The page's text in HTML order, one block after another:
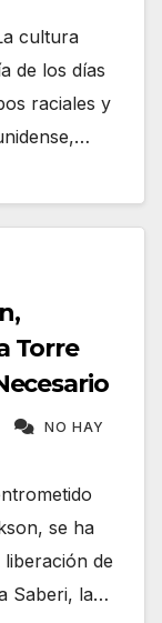
cultura
de los días
raciales y
Torre
NO HAY
se ha
de
Saberi, la…